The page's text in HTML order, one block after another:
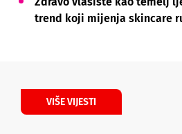
trend koji mijenja skincare
VIŠE VIJESTI